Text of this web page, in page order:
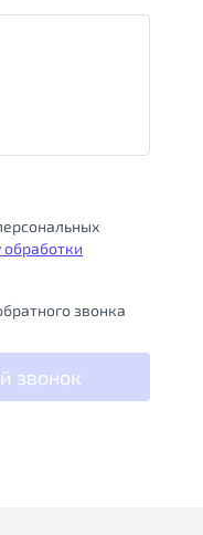
обработки
звонка
звонок